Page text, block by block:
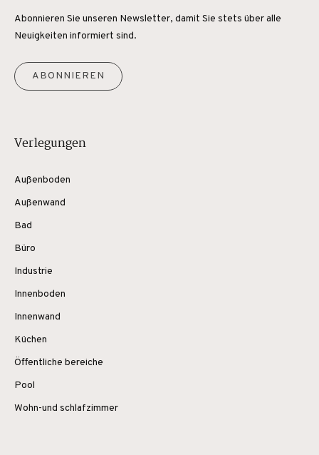
Abonnieren Sie unseren Newsletter, damit Sie stets über alle
Neuigkeiten informiert sind.
ABONNIEREN
Verlegungen
Außenboden
Außenwand
Bad
Büro
Industrie
Innenboden
Innenwand
Küchen
Öffentliche bereiche
Pool
Wohn-und schlafzimmer